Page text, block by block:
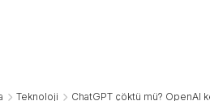
Teknoloji ChatGPT çöktü mü? OpenAI